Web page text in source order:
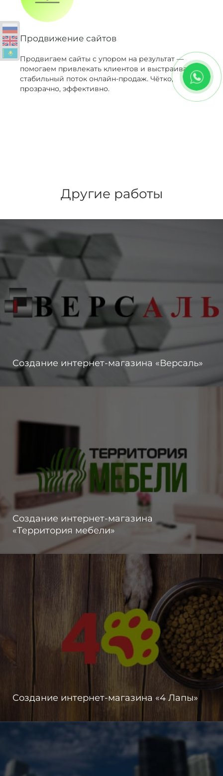
Продвижение сайтов
Продвигаем сайты с упором на результат —
помогаем привлекать клиентов и выстраивать
стабильный поток онлайн-продаж. Чётко,
прозрачно, эффективно.
Другие работы
Создание интернет-магазина «Версаль»
Создание интернет-магазина
«Территория мебели»
Создание интернет-магазина «4 Лапы»